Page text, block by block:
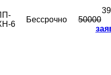
6
Бессрочно
50000